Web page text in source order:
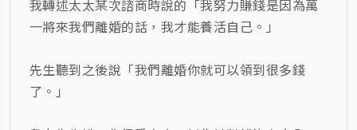
我轉述太太某次諮商時說的「我努力賺錢是因為萬
一將來我們離婚的話，我才能養活自己。」
先生聽到之後說「我們離婚你就可以領到很多錢
了。」